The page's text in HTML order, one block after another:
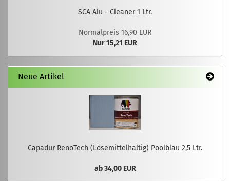
SCA Alu - Cleaner 1 Ltr.
Normalpreis 16,90 EUR
Nur 15,21 EUR
Neue Artikel
Capadur RenoTech (Lösemittelhaltig) Poolblau 2,5 Ltr.
ab 34,00 EUR